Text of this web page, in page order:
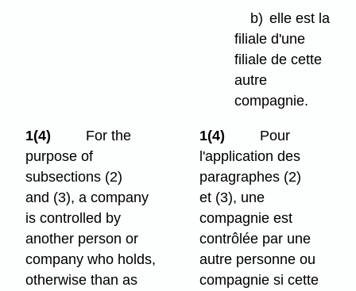
b) elle est la
filiale d'une
filiale de cette
autre
compagnie.
1(4)
For the
purpose of
subsections (2)
and (3), a company
is controlled by
another person or
company who holds,
otherwise than as
1(4)
Pour
l'application des
paragraphes (2)
et (3), une
compagnie est
contrôlée par une
autre personne ou
compagnie si cette